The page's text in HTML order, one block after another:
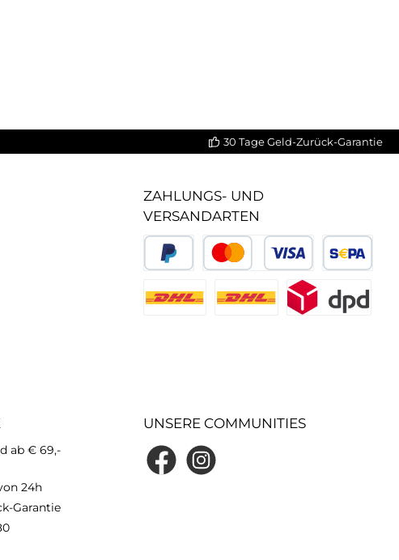
30 Tage Geld-Zurück-Garantie
ZAHLUNGS- UND
VERSANDARTEN
ab € 69,-
24h
Garantie
UNSERE COMMUNITIES